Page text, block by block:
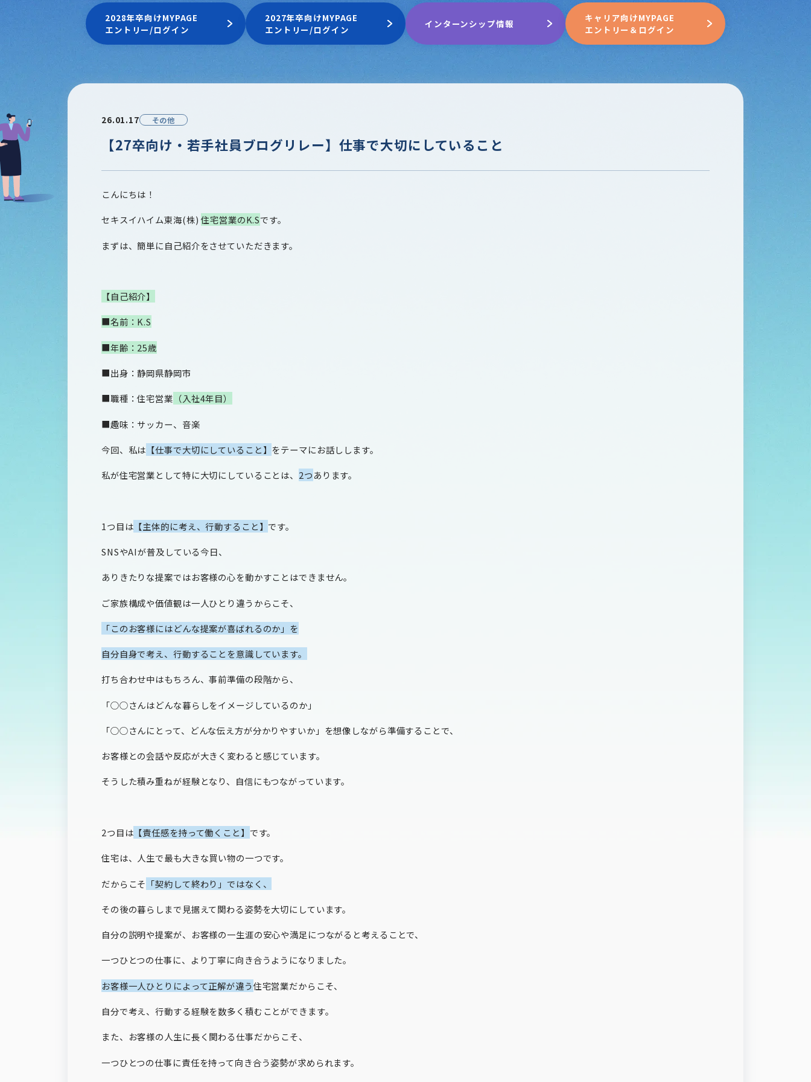
2028年卒向けMYPAGE
エントリー/ログイン
2027年卒向けMYPAGE
エントリー/ログイン
インターンシップ情報
キャリア向けMYPAGE
エントリー＆ログイン
26.01.17 その他
【27卒向け・若手社員ブログリレー】仕事で大切にしていること
こんにちは！
セキスイハイム東海(株)住宅営業のK.Sです。
まずは、簡単に自己紹介をさせていただきます。
【自己紹介】
■名前： K.S
■年齢： 25歳
■出身：静岡県静岡市
■職種：住宅営業 （入社4年目）
■趣味：サッカー、音楽
今回、私は 【仕事で大切にしていること】 をテーマにお話しします。
私が住宅営業として特に大切にしていることは、 2つあります。
1つ目は 【主体的に考え、行動すること】です。
SNSやAIが普及している今日、
ありきたりな提案ではお客様の心を動かすことはできません。
ご家族構成や価値観は一人ひとり違うからこそ、
「このお客様にはどんな提案が喜ばれるのか」を
自分自身で考え、行動することを意識しています。
打ち合わせ中はもちろん、事前準備の段階から、
「○○さんはどんな暮らしをイメージしているのか」
「○○さんにとって、どんな伝え方が分かりやすいか」を想像しながら準備することで、
お客様との会話や反応が大きく変わると感じています。
そうした積み重ねが経験となり、自信にもつながっています。
2つ目は 【責任感を持って働くこと】 です。
住宅は、人生で最も大きな買い物の一つです。
だからこそ 「契約して終わり」ではなく、
その後の暮らしまで見据えて関わる姿勢を大切にしています。
自分の説明や提案が、お客様の一生涯の安心や満足につながると考えることで、
一つひとつの仕事に、より丁寧に向き合うようになりました。
お客様一人ひとりによって正解が違う住宅営業だからこそ、
自分で考え、行動する経験を数多く積むことができます。
また、お客様の人生に長く関わる仕事だからこそ、
一つひとつの仕事に責任を持って向き合う姿勢が求められます。